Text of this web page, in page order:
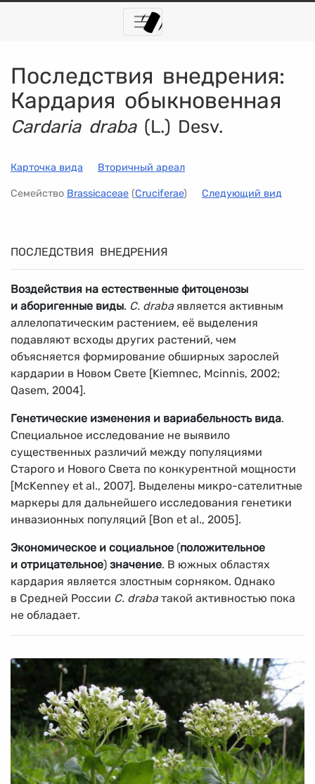
Последствия внедрения:
Кардария обыкновенная
Cardaria draba(L.) Desv.
Карточка вида Вторичный ареал
Семейство Brassicaceae (Cruciferae) Следующий вид
ПОСЛЕДСТВИЯ ВНЕДРЕНИЯ
Воздействия на естественные фитоценозы
и аборигенные виды. C. drabaявляется активным
аллелопатическим растением, её выделения
подавляют всходы других растений, чем
объясняется формирование обширных зарослей
кардарии в Новом Свете [Kiemnec, Mcinnis, 2002;
Qasem, 2004].
Генетические изменения и вариабельность вида.
Специальное исследование не выявило
существенных различий между популяциями
Старого и Нового Света по конкурентной мощности
[McKenney et al., 2007]. Выделены микро-сателитные
маркеры для дальнейшего исследования генетики
инвазионных популяций [Bon et al., 2005].
Экономическое и социальное (положительное
и отрицательное) значение. В южных областях
кардария является злостным сорняком. Однако
в Средней России C. drabaтакой активностью пока
не обладает.